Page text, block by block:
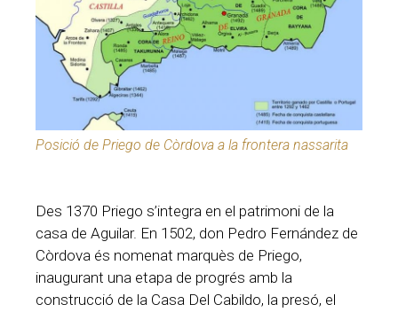
Posició de Priego de Còrdova a la frontera nassarita
Des 1370 Priego s’integra en el patrimoni de la
casa de Aguilar. En 1502, don Pedro Fernández de
Còrdova és nomenat marquès de Priego,
inaugurant una etapa de progrés amb la
construcció de la Casa Del Cabildo, la presó, el